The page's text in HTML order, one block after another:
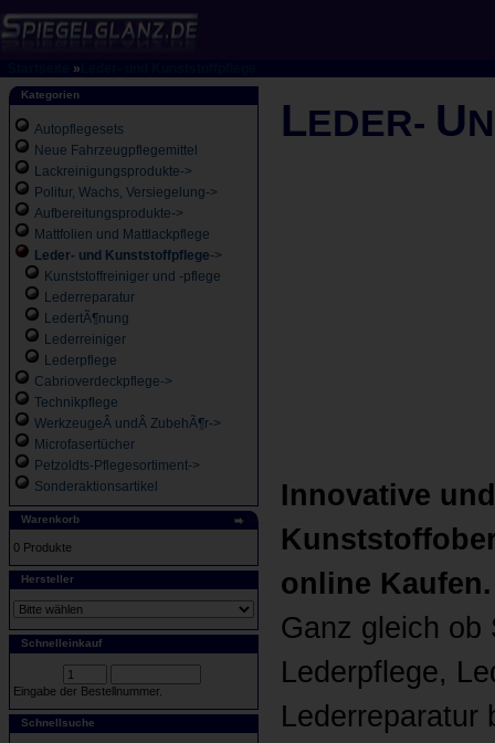
»
Kategorien
Autopflegesets
Neue Fahrzeugpflegemittel
Lackreinigungsprodukte->
Politur, Wachs, Versiegelung->
Aufbereitungsprodukte->
Mattfolien und Mattlackpflege
Leder- und Kunststoffpflege->
Kunststoffreiniger und -pflege
Lederreparatur
LedertÃ¶nung
Lederreiniger
Lederpflege
Cabrioverdeckpflege->
Technikpflege
WerkzeugeÂ undÂ ZubehÃ¶r->
Microfasertücher
Petzoldts-Pflegesortiment->
Sonderaktionsartikel
Warenkorb
0 Produkte
Hersteller
Schnelleinkauf
Eingabe der Bestellnummer.
Schnellsuche
LEDER- U
Innovative
online Kaufen.
Ganz gleich ob
Lederpflege,